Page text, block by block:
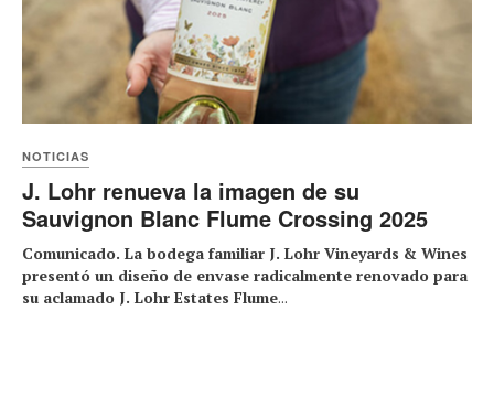
NOTICIAS
J. Lohr renueva la imagen de su
Sauvignon Blanc Flume Crossing 2025
Comunicado. La bodega familiar J. Lohr Vineyards & Wines
presentó un diseño de envase radicalmente renovado para
su aclamado J. Lohr Estates Flume...